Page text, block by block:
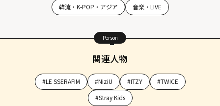
韓流・K-POP・アジア 音楽・LIVE
Person
関連人物
#LE SSERAFIM #NiziU #ITZY
#TWICE
#Stray Kids